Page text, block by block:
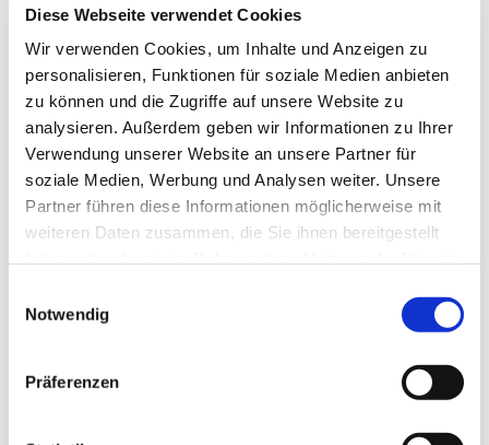
Diese Webseite verwendet Cookies
Wir verwenden Cookies, um Inhalte und Anzeigen zu
personalisieren, Funktionen für soziale Medien anbieten
zu können und die Zugriffe auf unsere Website zu
analysieren. Außerdem geben wir Informationen zu Ihrer
Verwendung unserer Website an unsere Partner für
soziale Medien, Werbung und Analysen weiter. Unsere
Partner führen diese Informationen möglicherweise mit
weiteren Daten zusammen, die Sie ihnen bereitgestellt
Notwendig
Präferenzen
Erneuerbare Energien
Service
Störungsdienst
Erdgas
Leitungsauskunft
News
Downloads
Streitbeilegung